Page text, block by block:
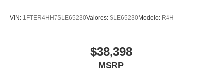
VIN: 1FTER4HH7SLE65230Valores: SLE65230Modelo: R4H
$38,398
MSRP